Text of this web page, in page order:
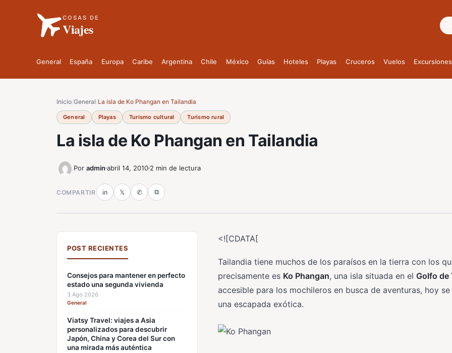
COSAS DE
Viajes
General España Europa Caribe Argentina Chile México Guías Hoteles Playas Cruceros Vuelos Excursiones
Inicio/General/La isla de Ko Phangan en Tailandia
General Playas Turismo cultural Turismo rural
La isla de Ko Phangan en Tailandia
Por admin abril 14, 2010 2 min de lectura
COMPARTIR in 𝕏 ✆ ⧉
POST RECIENTES
Consejos para mantener en perfecto
estado una segunda vivienda
3 Ago 2026 ·
General
Viatsy Travel: viajes a Asia
personalizados para descubrir
Japón, China y Corea del Sur con
una mirada más auténtica
<![CDATA[
Tailandia tiene muchos de los paraísos en la tierra con los
precisamente es Ko Phangan, una isla situada en el Golfo de
accesible para los mochileros en busca de aventuras, hoy
una escapada exótica.